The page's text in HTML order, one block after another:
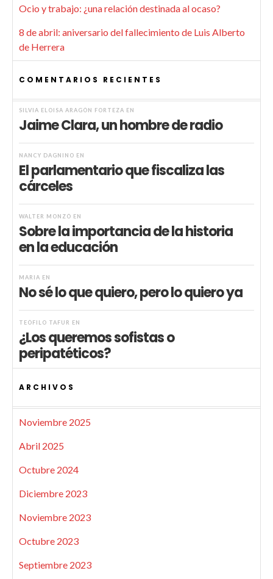
Ocio y trabajo: ¿una relación destinada al ocaso?
8 de abril: aniversario del fallecimiento de Luis Alberto
de Herrera
COMENTARIOS RECIENTES
SILVIA ELOISA ARAGÓN FORTEZA EN
Jaime Clara, un hombre de radio
NANCY DAGNINO EN
El parlamentario que fiscaliza las
cárceles
WALTER MONZÓ EN
Sobre la importancia de la historia
en la educación
MARIA EN
No sé lo que quiero, pero lo quiero ya
TEÓFILO TAFUR EN
¿Los queremos sofistas o
peripatéticos?
ARCHIVOS
Noviembre 2025
Abril 2025
Octubre 2024
Diciembre 2023
Noviembre 2023
Octubre 2023
Septiembre 2023